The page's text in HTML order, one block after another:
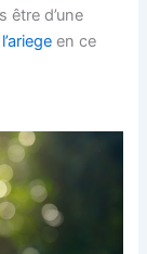
être d’une
en ce